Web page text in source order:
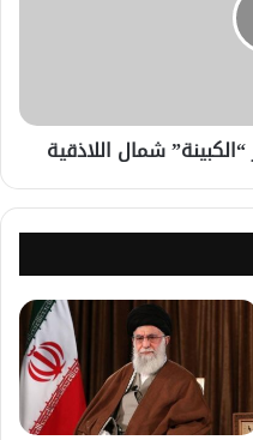
شمال اللاذقية